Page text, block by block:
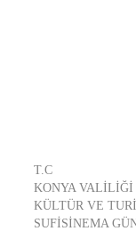
T.C
KONYA VALİLİĞİ
KÜLTÜR VE
SUFİSİNEMA